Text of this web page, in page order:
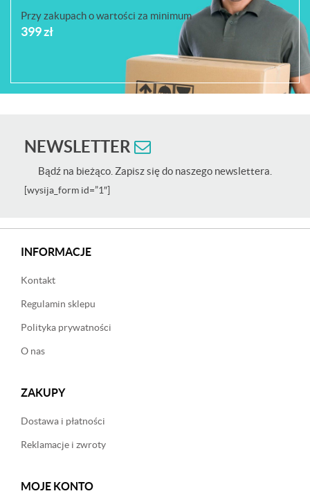
Przy zakupach o wartości za minimum
399 zł
NEWSLETTER
Bądź na bieżąco. Zapisz się do naszego newslettera.
[wysija_form id=”1″]
INFORMACJE
Kontakt
Regulamin sklepu
Polityka prywatności
O nas
ZAKUPY
Dostawa i płatności
Reklamacje i zwroty
MOJE KONTO